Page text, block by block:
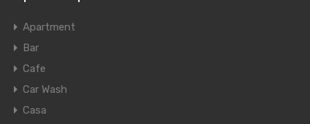
Apartment
Bar
Cafe
Car Wash
Casa